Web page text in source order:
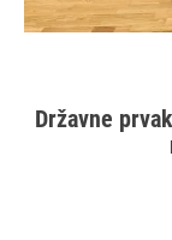
Državne